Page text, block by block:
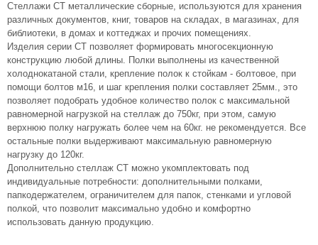
Стеллажи СТ металлические сборные, используются для хранения
различных документов, книг, товаров на складах, в магазинах, для
библиотеки, в домах и коттеджах и прочих помещениях.
Изделия серии СТ позволяет формировать многосекционную
конструкцию любой длины. Полки выполнены из качественной
холоднокатаной стали, крепление полок к стойкам - болтовое, при
помощи болтов м16, и шаг крепления полки составляет 25мм., это
позволяет подобрать удобное количество полок с максимальной
равномерной нагрузкой на стеллаж до 750кг, при этом, самую
верхнюю полку нагружать более чем на 60кг. не рекомендуется. Все
остальные полки выдерживают максимальную равномерную
нагрузку до 120кг.
Дополнительно стеллаж СТ можно укомплектовать под
индивидуальные потребности: дополнительными полками,
папкодержателем, ограничителем для папок, стенками и угловой
полкой, что позволит максимально удобно и комфортно
использовать данную продукцию.